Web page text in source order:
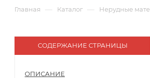
Главная — Каталог — Нерудные
СОДЕРЖАНИЕ СТРАНИЦЫ
ОПИСАНИЕ